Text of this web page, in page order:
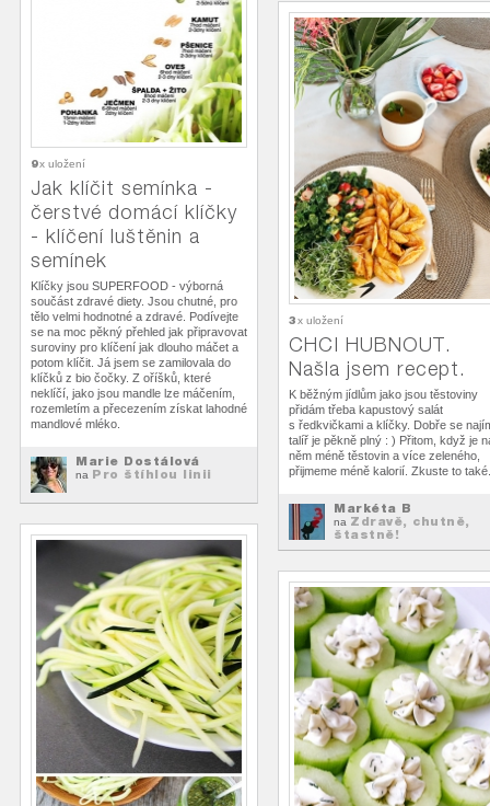
9x uložení
Jak klíčit semínka -
čerstvé domácí klíčky
- klíčení luštěnin a
semínek
Klíčky jsou SUPERFOOD - výborná
součást zdravé diety. Jsou chutné, pro
tělo velmi hodnotné a zdravé. Podívejte
se na moc pěkný přehled jak připravovat
suroviny pro klíčení jak dlouho máčet a
potom klíčit. Já jsem se zamilovala do
klíčků z bio čočky. Z oříšků, které
neklíčí, jako jsou mandle lze máčením,
rozemletím a přecezením získat lahodné
mandlové mléko.
Marie Dostálová
na Pro štíhlou linii
3x uložení
CHCI HUBNOUT.
Našla jsem recept.
K běžným jídlům jako jsou těstoviny
přidám třeba kapustový salát
s ředkvičkami a klíčky. Dobře se
talíř je pěkně plný : ) Přitom, když je
něm méně těstovin a více zeleného,
přijmeme méně kalorií. Zkuste to také.
Markéta B
na Zdravě, chutně,
štastně!